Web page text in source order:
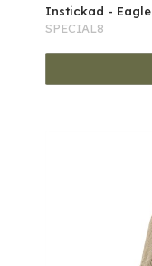
Instickad - Eagle
SPECIAL8